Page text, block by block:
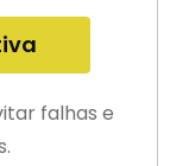
falhas e